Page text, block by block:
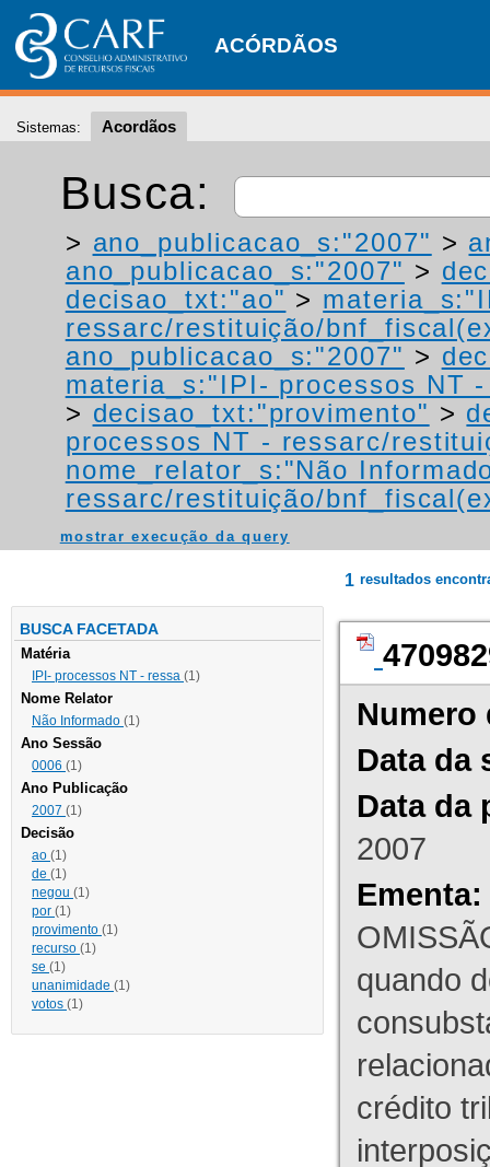
ACÓRDÃOS
Sistemas: Acordãos
Busca:
> ano_publicacao_s:"2007" >
ano_publicacao_s:"2007" >
decisao_txt:"ao" >
ressarc/restituição/
ano_publicacao_s:"2007" >
materia_s:"IPI- processos NT
> decisao_txt:"provimento" >
processos NT - ressarc/
nome_relator_s:"Não
ressarc/restituição/
mostrar execução da query
BUSCA FACETADA
Matéria
IPI- processos NT - ressa (1)
Nome Relator
Não Informado (1)
Ano Sessão
0006 (1)
Ano Publicação
2007 (1)
Decisão
ao (1)
de (1)
negou (1)
por (1)
provimento (1)
recurso (1)
se (1)
unanimidade (1)
votos (1)
1 resultados
Numero
Data da
Data da
2007
Ementa:
quando
crédito